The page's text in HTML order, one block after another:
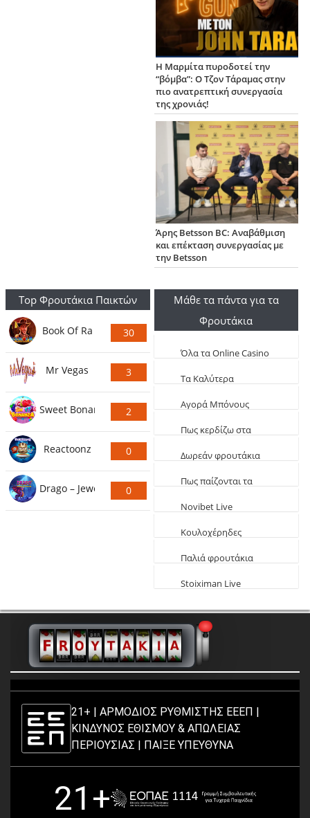
Η Μαρμίτα πυροδοτεί την
“βόμβα”: Ο Τζον Τάραμας στην
πιο ανατρεπτική συνεργασία
της χρονιάς!
Άρης Betsson BC: Αναβάθμιση
και επέκταση συνεργασίας με
την Betsson
Top Φρουτάκια Παικτών
Book Of Ra
30
Ψήφους
Mr Vegas
3
Ψήφους
Sweet Bonanza
2
Ψήφους
Reactoonz
0
Ψήφους
Drago – Jewels of Fortune
0
Ψήφους
Μάθε τα πάντα για τα
Φρουτάκια
Όλα τα Online Casino
Live
Τα Καλύτερα
Φρουτάκια (Τα πιο
Aγορά Μπόνους
Φρουτάκια: Τα
Πως κερδίζω στα
φρουτάκια
Δωρεάν φρουτάκια
EGT
Πως παίζονται τα
φρουτάκια
Novibet Live
παιχνίδια
Κουλοχέρηδες
δωρεάν Φαραώ
Παλιά φρουτάκια
δωρεάν
Stoiximan Live
21+ | ΑΡΜΟΔΙΟΣ ΡΥΘΜΙΣΤΗΣ ΕΕΕΠ |
ΚΙΝΔΥΝΟΣ ΕΘΙΣΜΟΥ & ΑΠΩΛΕΙΑΣ
ΠΕΡΙΟΥΣΙΑΣ | ΠΑΙΞΕ ΥΠΕΥΘΥΝΑ
21+